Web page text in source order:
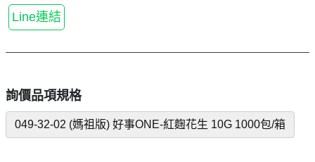
Line連結
詢價品項規格
049-32-02 (媽祖版) 好事ONE-紅麴花生 10G 1000包/箱